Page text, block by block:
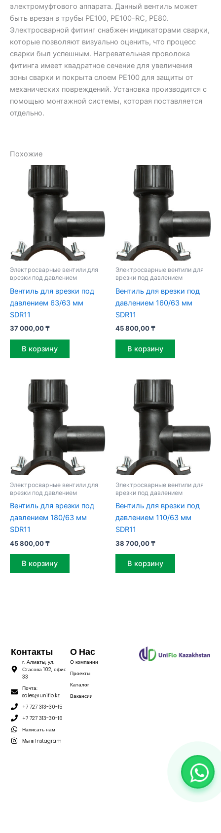
электромуфтового аппарата. Данный вентиль может
быть врезан в трубы PE100, PE100-RC, PE80.
Электросварной фитинг снабжен индикаторами сварки,
которые позволяют визуально оценить, что процесс
сварки был успешным. Нагревательная проволока
фитинга имеет квадратное сечение для увеличения
зоны сварки и покрыта слоем PE100 для защиты от
механических повреждений. Установка производится с
помощью монтажной системы, которая поставляется
отдельно.
Похожие
Электросварные вентили для
врезки под давлением
Вентиль для врезки под
давлением 63/63 мм
SDR11
37 000,00₸
В корзину
Электросварные вентили для
врезки под давлением
Вентиль для врезки под
давлением 160/63 мм
SDR11
45 800,00₸
В корзину
Электросварные вентили для
врезки под давлением
Вентиль для врезки под
давлением 180/63 мм
SDR11
45 800,00₸
В корзину
Электросварные вентили для
врезки под давлением
Вентиль для врезки под
давлением 110/63 мм
SDR11
38 700,00₸
В корзину
О Нас
О компании
Проекты
Каталог
Вакансии
Контакты
г. Алматы, ул.
Стасова 102, офис
33
Почта:
sales@uniflo.kz
+7 727 313-30-15
+7 727 313-30-16
Написать нам
Мы в Instagram